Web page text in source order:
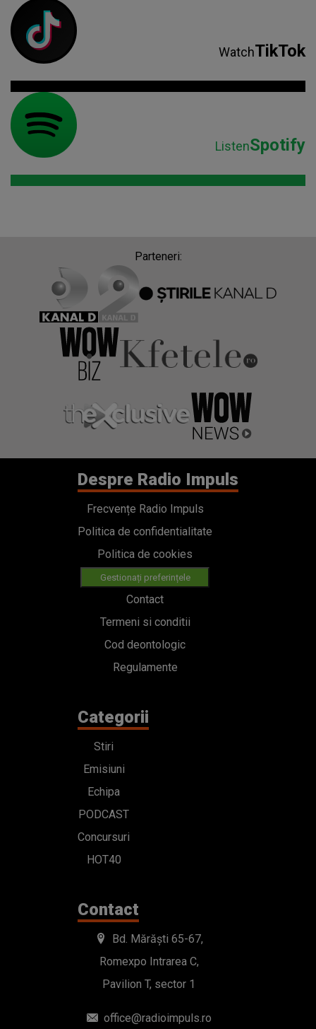
WatchTikTok
ListenSpotify
Parteneri:
Despre Radio Impuls
Frecvențe Radio Impuls
Politica de confidentialitate
Politica de cookies
Gestionați preferințele
Contact
Termeni si conditii
Cod deontologic
Regulamente
Categorii
Stiri
Emisiuni
Echipa
PODCAST
Concursuri
HOT40
Contact
Bd. Mărăști 65-67,
Romexpo Intrarea C,
Pavilion T, sector 1
office@radioimpuls.ro